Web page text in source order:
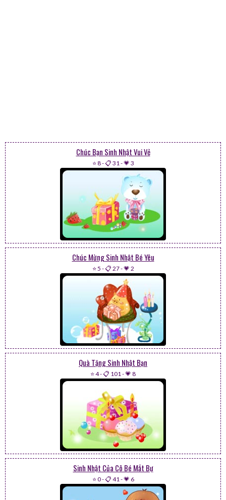
Chúc Bạn Sinh Nhật Vui Vẻ
⭐ 8-📋 31-💗 3
Chúc Mừng Sinh Nhật Bé Yêu
⭐ 5 -📋 27-💗 2
Quà Tặng Sinh Nhật Bạn
⭐ 4-📋 101-💗 8
Sinh Nhật Của Cô Bé Mắt Bự
⭐ 0-📋 41-💗 6